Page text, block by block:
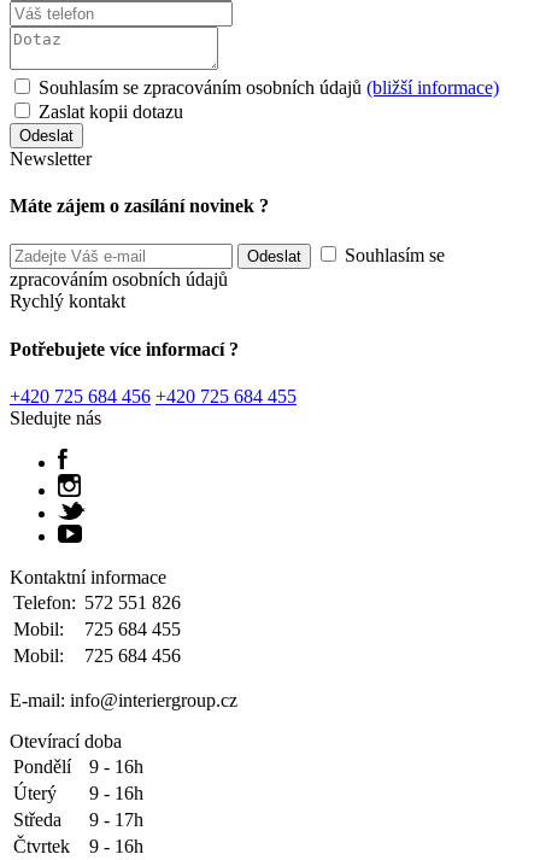
Souhlasím se zpracováním osobních údajů (bližší informace)
Zaslat kopii dotazu
Newsletter
Máte zájem o zasílání novinek ?
Souhlasím se
zpracováním osobních údajů
Rychlý kontakt
Potřebujete více informací ?
+420 725 684 456 +420 725 684 455
Sledujte nás
Kontaktní informace
Telefon: 572 551 826
Mobil:
725 684 455
Mobil:
725 684 456
E-mail: info@interiergroup.cz
Otevírací doba
Pondělí
9 - 16h
Úterý
9 - 16h
Středa
9 - 17h
Čtvrtek
9 - 16h